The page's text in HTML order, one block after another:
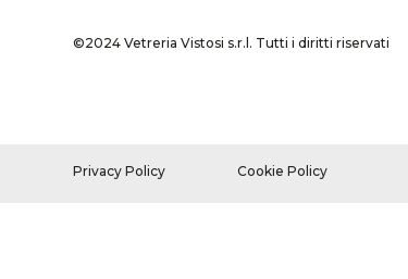
©2024 Vetreria Vistosi s.r.l. Tutti i diritti riservati
Privacy Policy Cookie Policy